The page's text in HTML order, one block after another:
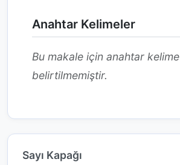
Anahtar Kelimeler
Bu makale için anahtar kelime
belirtilmemiştir.
Sayı Kapağı